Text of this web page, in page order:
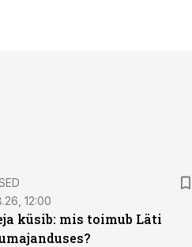
12:00
küsib: mis toimub Läti